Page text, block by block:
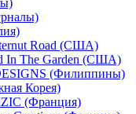
Road (США)
In The Garden (США)
(Филиппины)
Корея)
(Франция)